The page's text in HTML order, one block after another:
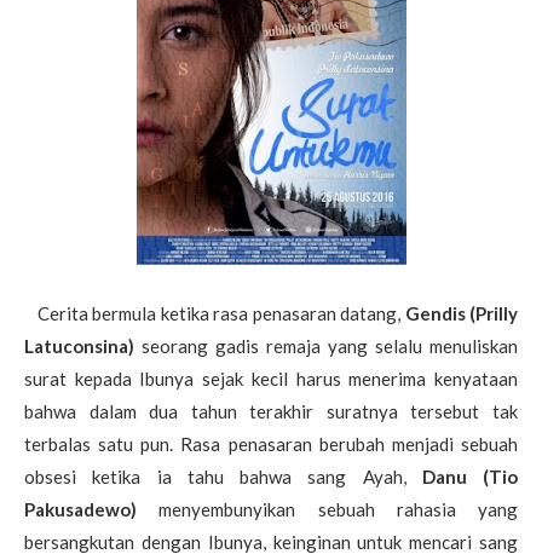
Cerita bermula ketika rasa penasaran datang, Gendis (Prilly
Latuconsina) seorang gadis remaja yang selalu menuliskan
surat kepada Ibunya sejak kecil harus menerima kenyataan
bahwa dalam dua tahun terakhir suratnya tersebut tak
terbalas satu pun. Rasa penasaran berubah menjadi sebuah
obsesi ketika ia tahu bahwa sang Ayah, Danu (Tio
Pakusadewo) menyembunyikan sebuah rahasia yang
bersangkutan dengan Ibunya, keinginan untuk mencari sang